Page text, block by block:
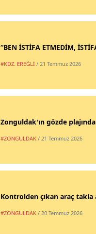
“BEN İSTİFA ETMEDİM,
#KDZ. EREĞLİ / 21 Temmuz 2026
Zonguldak'ın gözde
#ZONGULDAK / 21 Temmuz 2026
Kontrolden çıkan araç takla
#ZONGULDAK / 20 Temmuz 2026